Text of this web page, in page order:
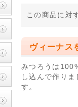
この商品に対
ヴィーナス
みつろうは
し込んで作り
す。